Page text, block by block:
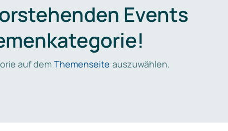
Events
auf dem Themenseite auszuwählen.